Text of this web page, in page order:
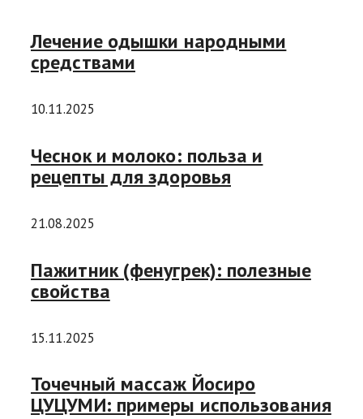
Лечение одышки народными
средствами
10.11.2025
Чеснок и молоко: польза и
рецепты для здоровья
21.08.2025
Пажитник (фенугрек): полезные
свойства
15.11.2025
Точечный массаж Йосиро
ЦУЦУМИ: примеры использования